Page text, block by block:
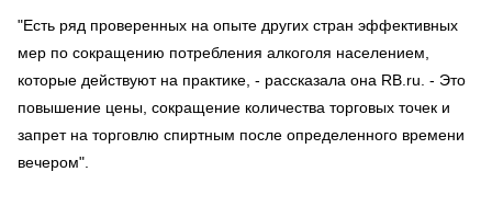
"Есть ряд проверенных на опыте других стран эффективных
мер по сокращению потребления алкоголя населением,
которые действуют на практике, - рассказала она RB.ru. - Это
повышение цены, сокращение количества торговых точек и
запрет на торговлю спиртным после определенного времени
вечером".